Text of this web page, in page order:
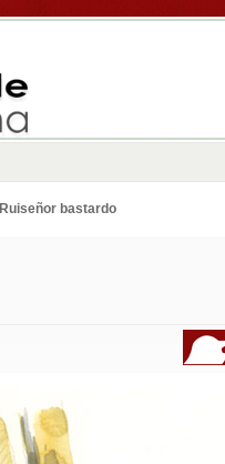
Ruiseñor bastardo